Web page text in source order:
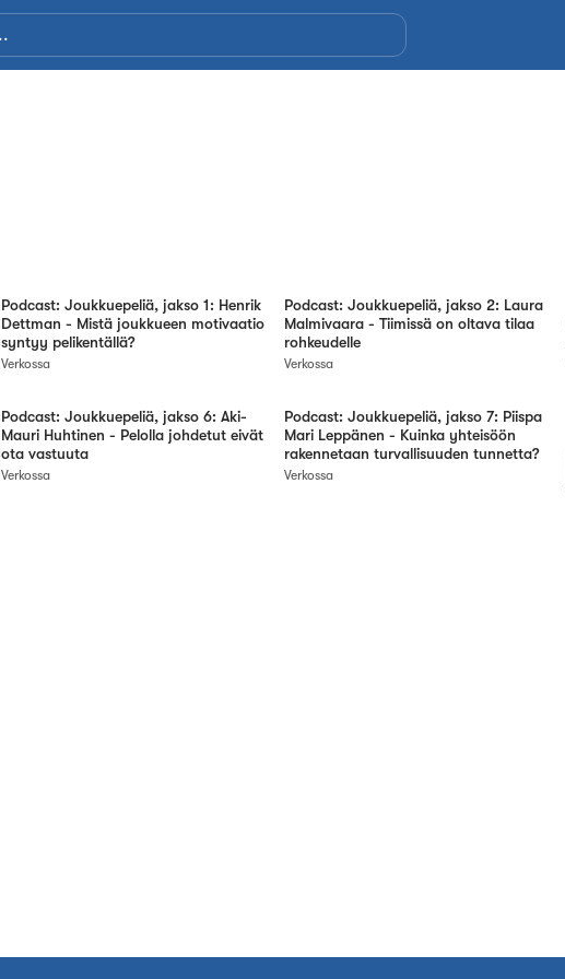
Podcast: Joukkuepeliä, jakso 1: Henrik
Dettman - Mistä joukkueen motivaatio
syntyy pelikentällä?
Verkossa
Podcast: Joukkuepeliä, jakso 2: Laura
Malmivaara - Tiimissä on oltava tilaa
rohkeudelle
Verkossa
Podcast: Joukkuepeliä, jakso 6: Aki-
Mauri Huhtinen - Pelolla johdetut eivät
ota vastuuta
Verkossa
Podcast: Joukkuepeliä, jakso 7: Piispa
Mari Leppänen - Kuinka yhteisöön
rakennetaan turvallisuuden tunnetta?
Verkossa